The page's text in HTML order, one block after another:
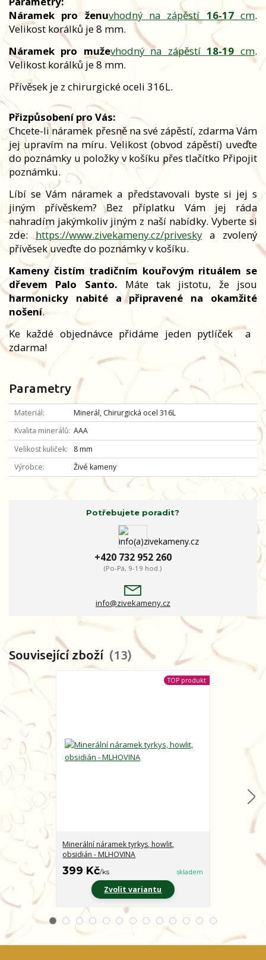
Náramek pro ženuvhodný na zápěstí 16-17cm.
Velikost korálků je 8 mm.
Náramek pro muževhodný na zápěstí18-19 cm.
Velikost korálků je 8 mm.
Přívěsek je z chirurgické oceli 316L.
Přizpůsobení pro Vás:
Chcete-li náramek přesně na své zápěstí, zdarma Vám
jej upravím na míru. Velikost (obvod zápěstí) uveďte
do poznámky u položky v košíku přes tlačítko Připojit
poznámku.
Líbí se Vám náramek a představovali byste si jej s
jiným přívěskem? Bez příplatku Vám jej ráda
nahradím jakýmkoliv jiným z naší nabídky. Vyberte si
zde:https://www.zivekameny.cz/priveskya zvolený
přívěsek uveďte do poznámky v košíku.
Kameny čistím tradičním kouřovým rituálem se
dřevem Palo Santo. Máte tak jistotu, že jsou
harmonicky nabité a připravené na okamžité
nošení.
Ke každé objednávce přidáme jeden pytlíčeka
zdarma!
Parametry
Materiál
Minerál, Chirurgická ocel 316L
Kvalita minerálů AAA
Velikost kuliček
8 mm
Výrobce
Živé kameny
Potřebujete poradit?
+420 732 952 260
(Po-Pá, 9-19 hod.)
info@zivekameny.cz
Související zboží 13
TOP produkt
Minerální náramek tyrkys, howlit,
obsidián - MLHOVINA
399 Kč/ks skladem
Zvolit variantu
CHARAKTER